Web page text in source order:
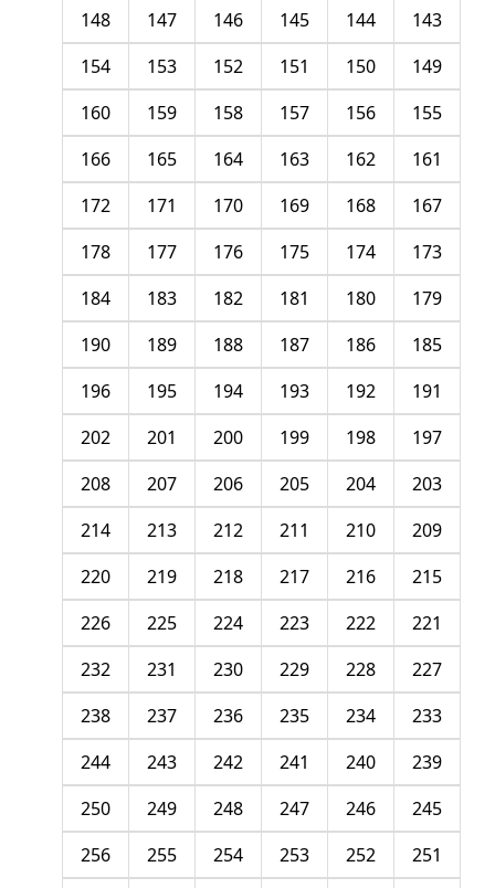
143
144
145
146
147
148
149
150
151
152
153
154
155
156
157
158
159
160
161
162
163
164
165
166
167
168
169
170
171
172
173
174
175
176
177
178
179
180
181
182
183
184
185
186
187
188
189
190
191
192
193
194
195
196
197
198
199
200
201
202
203
204
205
206
207
208
209
210
211
212
213
214
215
216
217
218
219
220
221
222
223
224
225
226
227
228
229
230
231
232
233
234
235
236
237
238
239
240
241
242
243
244
245
246
247
248
249
250
251
252
253
254
255
256